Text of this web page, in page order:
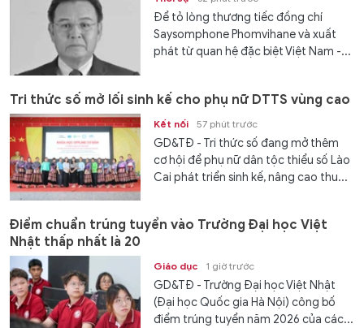
Để tỏ lòng thương tiếc đồng chí
Saysomphone Phomvihane và xuất
phát từ quan hệ đặc biệt Việt Nam -...
Tri thức số mở lối sinh kế cho phụ nữ DTTS vùng cao
Kết nối 57 phút trước
GD&TĐ - Tri thức số đang mở thêm
cơ hội để phụ nữ dân tộc thiểu số Lào
Cai phát triển sinh kế, nâng cao thu...
Điểm chuẩn trúng tuyển vào Trường Đại học Việt
Nhật thấp nhất là 20
Giáo dục 1 giờ trước
GD&TĐ - Trường Đại học Việt Nhật
(Đại học Quốc gia Hà Nội) công bố
điểm trúng tuyển năm 2026 của các...